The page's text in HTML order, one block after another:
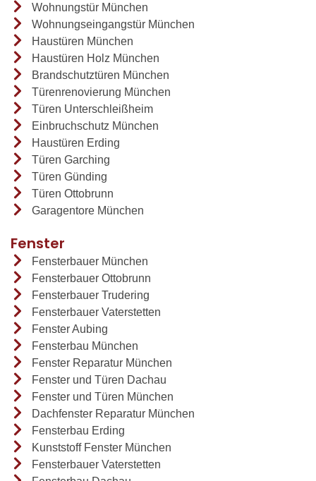
Wohnungstür München
Wohnungseingangstür München
Haustüren München
Haustüren Holz München
Brandschutztüren München
Türenrenovierung München
Türen Unterschleißheim
Einbruchschutz München
Haustüren Erding
Türen Garching
Türen Günding
Türen Ottobrunn
Garagentore München
Fenster
Fensterbauer München
Fensterbauer Ottobrunn
Fensterbauer Trudering
Fensterbauer Vaterstetten
Fenster Aubing
Fensterbau München
Fenster Reparatur München
Fenster und Türen Dachau
Fenster und Türen München
Dachfenster Reparatur München
Fensterbau Erding
Kunststoff Fenster München
Fensterbauer Vaterstetten